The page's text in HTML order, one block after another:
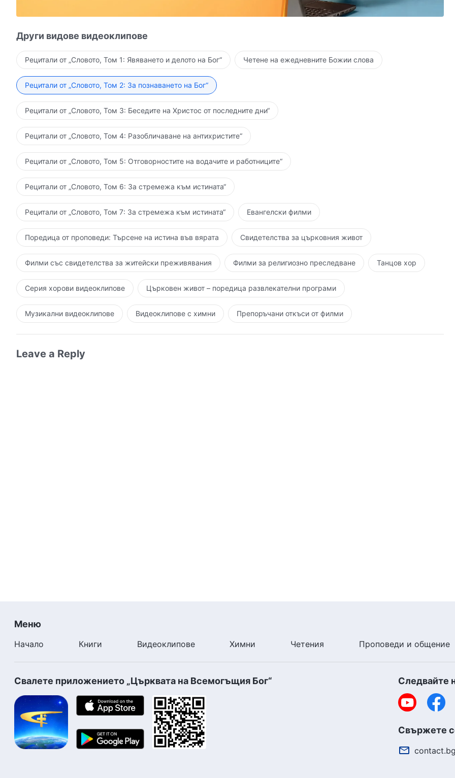
Други видове видеоклипове
Рецитали от „Словото, Том 1: Явяването и делото на Бог“ Четене на ежедневните Божии слова
Рецитали от „Словото, Том 2: За познаването на Бог“
Рецитали от „Словото, Том 3: Беседите на Христос от последните дни“
Рецитали от „Словото, Том 4: Разобличаване на антихристите“
Рецитали от „Словото, Том 5: Отговорностите на водачите и работниците“
Рецитали от „Словото, Том 6: За стремежа към истината“
Рецитали от „Словото, Том 7: За стремежа към истината“ Евангелски филми
Поредица от проповеди: Търсене на истина във вярата Свидетелства за църковния живот
Филми със свидетелства за житейски преживявания Филми за религиозно преследване Танцов хор
Серия хорови видеоклипове Църковен живот – поредица развлекателни програми
Музикални видеоклипове Видеоклипове с химни Препоръчани откъси от филми
Leave a Reply
Меню
Начало Книги Видеоклипове Химни Четения Проповеди и общение
Свалете приложението „Църквата на Всемогъщия Бог“ Следвайте
Свържете